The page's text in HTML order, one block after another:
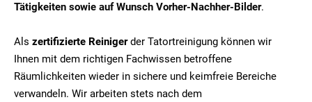
Tätigkeiten sowie auf Wunsch Vorher-Nachher-Bilder.
Als zertifizierte Reinigerder Tatortreinigung können wir
Ihnen mit dem richtigen Fachwissen betroffene
Räumlichkeiten wieder in sichere und keimfreie Bereiche
verwandeln. Wir arbeiten stets nach dem